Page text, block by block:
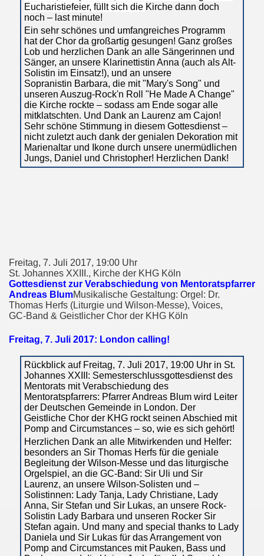
Eucharistiefeier, füllt sich die Kirche dann doch
noch – last minute!
Ein sehr schönes und umfangreiches Programm
hat der Chor da großartig gesungen! Ganz großes
Lob und herzlichen Dank an alle Sängerinnen und
Sänger, an unsere Klarinettistin Anna (auch als Alt-
Solistin im Einsatz!), und an unsere
Sopranistin Barbara, die mit "Mary's Song" und
unseren Auszug-Rock'n Roll "He Made A Change"
die Kirche rockte – sodass am Ende sogar alle
mitklatschten. Und Dank an Laurenz am Cajon!
Sehr schöne Stimmung in diesem Gottesdienst –
nicht zuletzt auch dank der genialen Dekoration mit
Marienaltar und Ikone durch unsere unermüdlichen
Jungs, Daniel und Christopher! Herzlichen Dank!
Freitag, 7. Juli 2017, 19:00 Uhr
St. Johannes XXIII., Kirche der KHG Köln
Gottesdienst zur Verabschiedung von Mentoratspfarrer
Andreas BlumMusikalische Gestaltung: Orgel: Dr.
Thomas Herfs (Liturgie und Wilson-Messe), Voices,
GC-Band & Geistlicher Chor der KHG Köln
Freitag, 7. Juli 2017: London calling!
Rückblick auf Freitag, 7. Juli 2017, 19:00 Uhr in St.
Johannes XXIII: Semester­schlussgottesdienst des
Mentorats mit Verabschiedung des
Mentoratspfarrers: Pfarrer Andreas Blum wird Leiter
der Deutschen Gemeinde in London. Der
Geistliche Chor der KHG rockt seinen Abschied mit
Pomp and Circumstances – so, wie es sich gehört!
Herzlichen Dank an alle Mitwirkenden und Helfer:
besonders an Sir Thomas Herfs für die geniale
Begleitung der Wilson-Messe und das liturgische
Orgelspiel, an die GC-Band: Sir Uli und Sir
Laurenz, an unsere Wilson-Solisten und –
Solistinnen: Lady Tanja, Lady Christiane, Lady
Anna, Sir Stefan und Sir Lukas, an unsere Rock-
Solistin Lady Barbara und unseren Rocker Sir
Stefan again. Und many and special thanks to Lady
Daniela und Sir Lukas für das Arrangement von
Pomp and Circumstances mit Pauken, Bass und